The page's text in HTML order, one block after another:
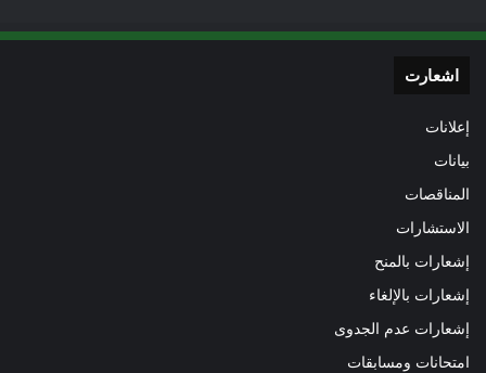
اشعارت
إعلانات
بيانات
المناقصات
الاستشارات
إشعارات بالمنح
إشعارات بالإلغاء
إشعارات عدم الجدوى
امتحانات ومسابقات